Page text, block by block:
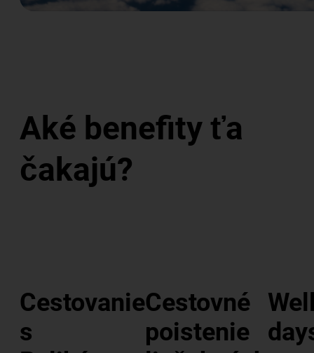
Aké benefity ťa
čakajú?
Cestovanie
s
Cestovné
poistenie